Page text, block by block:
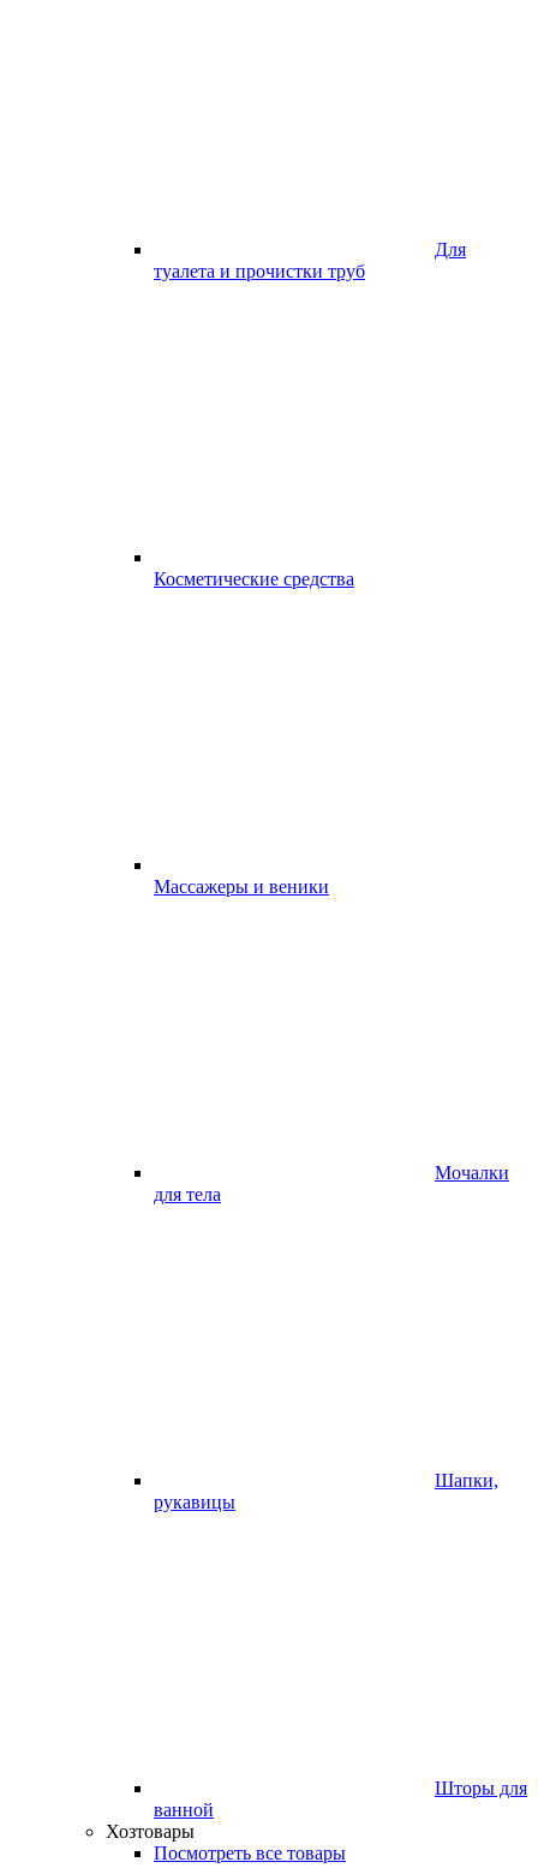
Для
туалета и прочистки труб
Косметические средства
Массажеры и веники
Мочалки
для тела
Шапки,
рукавицы
Шторы для
ванной
Хозтовары
Посмотреть все товары